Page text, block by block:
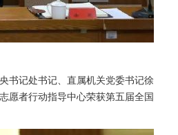
记处书记、直属机关党委书记徐
愿者行动指导中心荣获第五届全国